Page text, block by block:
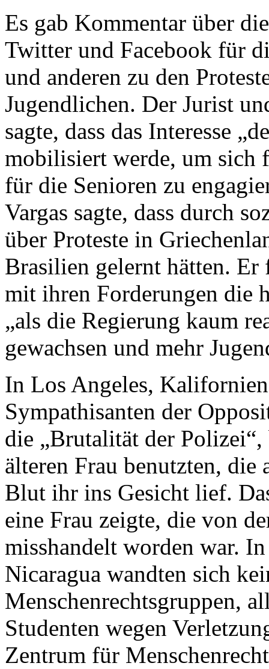
Es gab Kommentar über
Twitter und Facebook für
und anderen zu den
Jugendlichen. Der Jurist
sagte, dass das Interesse
mobilisiert werde, um sich
für die Senioren zu
Vargas sagte, dass durch
über Proteste in
Brasilien gelernt hätten. Er
mit ihren Forderungen die
„als die Regierung kaum
gewachsen und mehr
In Los Angeles,
Sympathisanten der
die „Brutalität der
älteren Frau benutzten,
Blut ihr ins Gesicht lief.
eine Frau zeigte, die von
misshandelt worden war.
Nicaragua wandten sich
Menschenrechtsgruppen,
Studenten wegen
Zentrum für